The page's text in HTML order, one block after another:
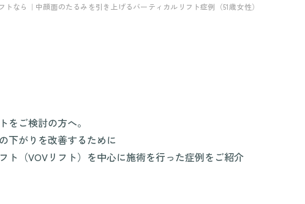
トなら｜中顔面のたるみを引き上げるバーティカルリフト症例（51歳女性）
をご検討の方へ。
下がりを改善するために
ト（VOVリフト）を中心に施術を行った症例をご紹介